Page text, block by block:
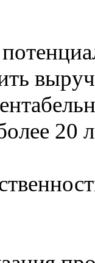
20